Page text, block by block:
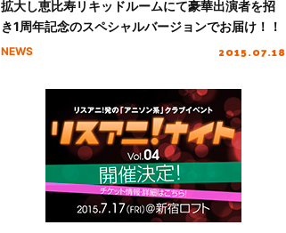
拡大し恵比寿リキッドルームにて豪華出演者を招
き1周年記念のスペシャルバージョンでお届け！！
NEWS 2015.07.18